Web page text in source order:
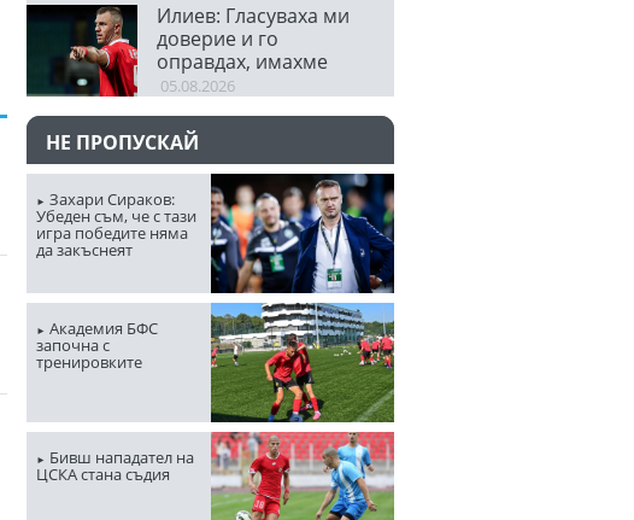
Илиев: Гласуваха ми
доверие и го
оправдах, имахме
много ситуации
05.08.2026
НЕ ПРОПУСКАЙ
Захари Сираков:
Убеден съм, че с тази
игра победите няма
да закъснеят
Академия БФС
започна с
тренировките
Бивш нападател на
ЦСКА стана съдия